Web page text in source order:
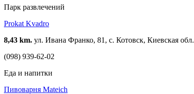
Парк развлечений
Prokat Kvadro
8,43 km. ул. Ивана Франко, 81, с. Котовск, Киевская обл.
(098) 939-62-02
Еда и напитки
Пивоварня Mateich